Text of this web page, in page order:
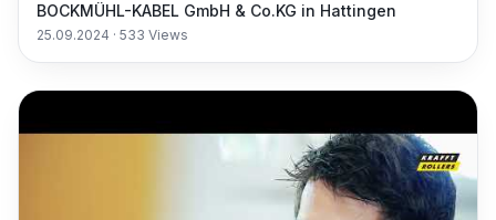
BOCKMÜHL-KABEL GmbH & Co.KG in Hattingen
25.09.2024 · 533 Views